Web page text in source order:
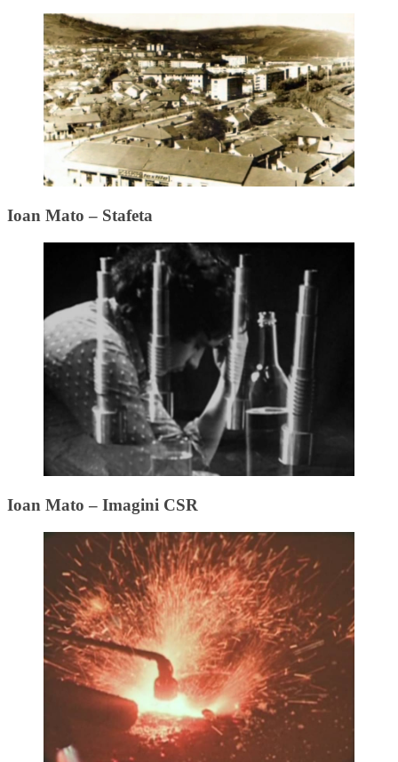
Ioan Mato – Stafeta
Ioan Mato – Imagini CSR